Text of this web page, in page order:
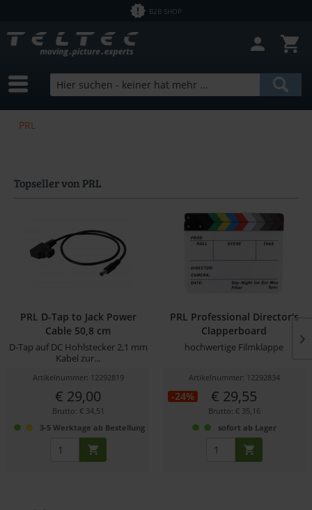
B2B SHOP
PRL
Topseller von PRL
PRL D-Tap to Jack Power
Cable 50,8 cm
D-Tap auf DC Hohlstecker 2,1 mm
Kabel zur...
Artikelnummer: 12292819
€ 29,00
Brutto: € 34,51
3-5 Werktage ab Bestellung
PRL Professional Director's
Clapperboard
hochwertige Filmklappe
Artikelnummer: 12292834
-24% € 29,55
Brutto: € 35,16
sofort ab Lager